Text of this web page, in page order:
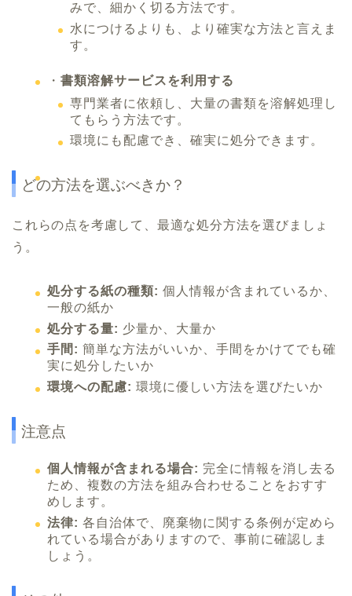
みで、細かく切る方法です。
水につけるよりも、より確実な方法と言えま
す。
・ 書類溶解サービスを利用する
専門業者に依頼し、大量の書類を溶解処理し
てもらう方法です。
環境にも配慮でき、確実に処分できます。
どの方法を選ぶべきか？
これらの点を考慮して、最適な処分方法を選びましょ
う。
処分する紙の種類: 個人情報が含まれているか、
一般の紙か
処分する量: 少量か、大量か
手間: 簡単な方法がいいか、手間をかけてでも確
実に処分したいか
環境への配慮: 環境に優しい方法を選びたいか
注意点
個人情報が含まれる場合: 完全に情報を消し去る
ため、複数の方法を組み合わせることをおすす
めします。
法律: 各自治体で、廃棄物に関する条例が定めら
れている場合がありますので、事前に確認しま
しょう。